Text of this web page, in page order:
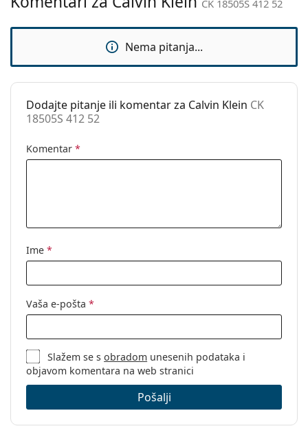
Upotreba:
Moda
CK 18505S 412 52
Nema pitanja...
Dodajte pitanje ili komentar za Calvin Klein CK
18505S 412 52
Komentar *
Ime *
Vaša e-pošta *
Slažem se sobradom unesenih podataka i
objavom komentara na web stranici
Pošalji